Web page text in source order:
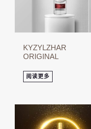
KYZYLZHAR
ORIGINAL
阅读更多